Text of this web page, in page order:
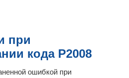
при
кода P2008
ошибкой при